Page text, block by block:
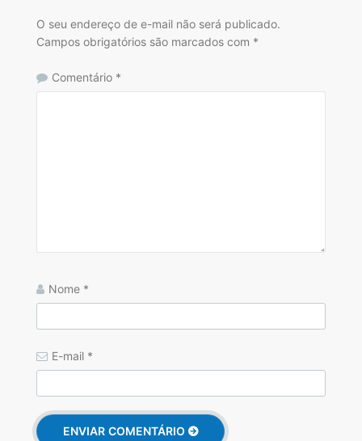
O seu endereço de e-mail não será publicado.
Campos obrigatórios são marcados com *
Comentário *
Nome *
E-mail *